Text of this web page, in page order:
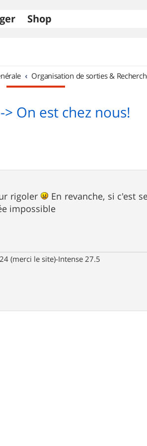
Shop
Organisation de sorties &
On est chez nous!
rigoler
En revanche, si c'est
impossible
(merci le site)-Intense 27.5